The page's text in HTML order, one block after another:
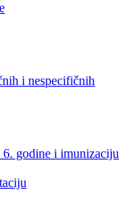
i nespecifičnih
6. godine i imunizaciju